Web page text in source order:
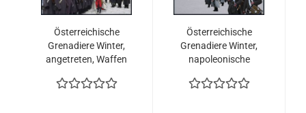
Österreichische
Grenadiere Winter,
angetreten, Waffen
napoleonische
Österreichische
Grenadiere Winter,
napoleonische
marschierend, Set 1